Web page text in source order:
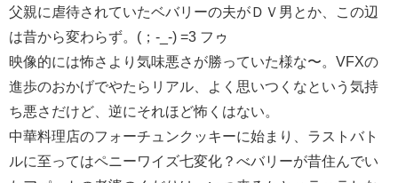
父親に虐待されていたベバリーの夫がＤＶ男とか、この辺
は昔から変わらず。(；-_-) =3 フゥ
映像的には怖さより気味悪さが勝っていた様な〜。VFXの
進歩のおかげでやたらリアル、よく思いつくなという気持
ち悪さだけど、逆にそれほど怖くはない。
中華料理店のフォーチュンクッキーに始まり、ラストバト
ルに至ってはペニーワイズ七変化？べバリーが昔住んでい